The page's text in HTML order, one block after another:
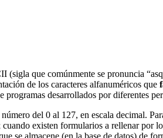
(sigla que comúnmente se pronuncia
de los caracteres alfanuméricos que
desarrollados por diferentes
del 0 al 127, en escala decimal.
existen formularios a rellenar por
se almacene (en la base de datos) de